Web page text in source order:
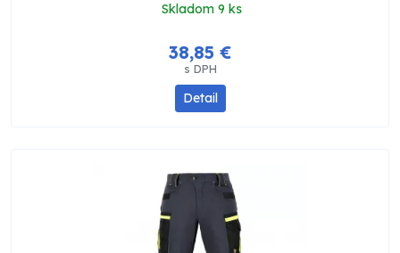
Skladom 9 ks
38,85 €
s DPH
Detail